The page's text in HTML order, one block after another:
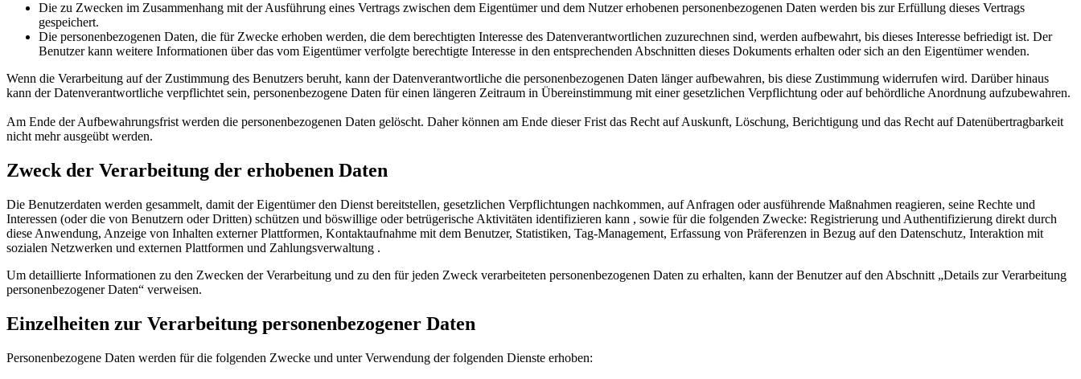
Die zu Zwecken im Zusammenhang mit der Ausführung eines Vertrags zwischen dem Eigentümer und dem Nutzer erhobenen personenbezogenen Daten werden bis zur Erfüllung dieses Vertrags
gespeichert.
Die personenbezogenen Daten, die für Zwecke erhoben werden, die dem berechtigten Interesse des Datenverantwortlichen zuzurechnen sind, werden aufbewahrt, bis dieses Interesse befriedigt ist. Der
Benutzer kann weitere Informationen über das vom Eigentümer verfolgte berechtigte Interesse in den entsprechenden Abschnitten dieses Dokuments erhalten oder sich an den Eigentümer wenden.
Wenn die Verarbeitung auf der Zustimmung des Benutzers beruht, kann der Datenverantwortliche die personenbezogenen Daten länger aufbewahren, bis diese Zustimmung widerrufen wird. Darüber hinaus
kann der Datenverantwortliche verpflichtet sein, personenbezogene Daten für einen längeren Zeitraum in Übereinstimmung mit einer gesetzlichen Verpflichtung oder auf behördliche Anordnung aufzubewahren.
Am Ende der Aufbewahrungsfrist werden die personenbezogenen Daten gelöscht. Daher können am Ende dieser Frist das Recht auf Auskunft, Löschung, Berichtigung und das Recht auf Datenübertragbarkeit
nicht mehr ausgeübt werden.
Zweck der Verarbeitung der erhobenen Daten
Die Benutzerdaten werden gesammelt, damit der Eigentümer den Dienst bereitstellen, gesetzlichen Verpflichtungen nachkommen, auf Anfragen oder ausführende Maßnahmen reagieren, seine Rechte und
Interessen (oder die von Benutzern oder Dritten) schützen und böswillige oder betrügerische Aktivitäten identifizieren kann , sowie für die folgenden Zwecke: Registrierung und Authentifizierung direkt durch
diese Anwendung, Anzeige von Inhalten externer Plattformen, Kontaktaufnahme mit dem Benutzer, Statistiken, Tag-Management, Erfassung von Präferenzen in Bezug auf den Datenschutz, Interaktion mit
sozialen Netzwerken und externen Plattformen und Zahlungsverwaltung .
Um detaillierte Informationen zu den Zwecken der Verarbeitung und zu den für jeden Zweck verarbeiteten personenbezogenen Daten zu erhalten, kann der Benutzer auf den Abschnitt „Details zur Verarbeitung
personenbezogener Daten“ verweisen.
Einzelheiten zur Verarbeitung personenbezogener Daten
Personenbezogene Daten werden für die folgenden Zwecke und unter Verwendung der folgenden Dienste erhoben: